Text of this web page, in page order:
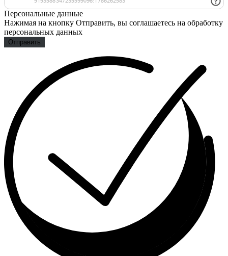
Персональные данные
Нажимая на кнопку Отправить, вы соглашаетесь на обработку
персональных данных
Отправить